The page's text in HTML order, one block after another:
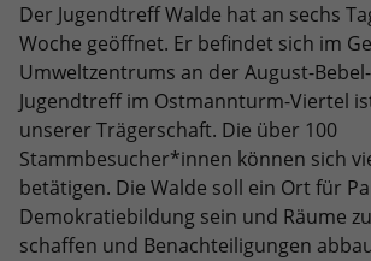
Der Jugendtreff Walde hat an sechs
Woche geöffnet. Er befindet sich im
Umweltzentrums an der August-
Jugendtreff im Ostmannturm-Viertel
unserer Trägerschaft. Die über 100
Stammbesucher*innen können sich
betätigen. Die Walde soll ein Ort für
Demokratiebildung sein und Räume
schaffen und Benachteiligungen